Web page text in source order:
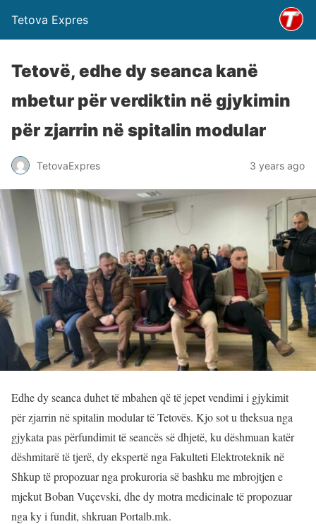
Tetova Expres
Tetovë, edhe dy seanca kanë
mbetur për verdiktin në gjykimin
për zjarrin në spitalin modular
TetovaExpres 3 years ago
Edhe dy seanca duhet të mbahen që të jepet vendimi i gjykimit
për zjarrin në spitalin modular të Tetovës. Kjo sot u theksua nga
gjykata pas përfundimit të seancës së dhjetë, ku dëshmuan katër
dëshmitarë të tjerë, dy ekspertë nga Fakulteti Elektroteknik në
Shkup të propozuar nga prokuroria së bashku me mbrojtjen e
mjekut Boban Vuçevski, dhe dy motra medicinale të propozuar
nga ky i fundit, shkruan Portalb.mk.